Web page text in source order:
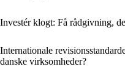
Investér klogt: Få rådgivning,
Internationale
danske virksomheder?